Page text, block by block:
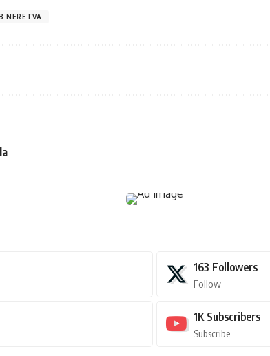
NERETVA
163 Followers
Follow
1K Subscribers
Subscribe